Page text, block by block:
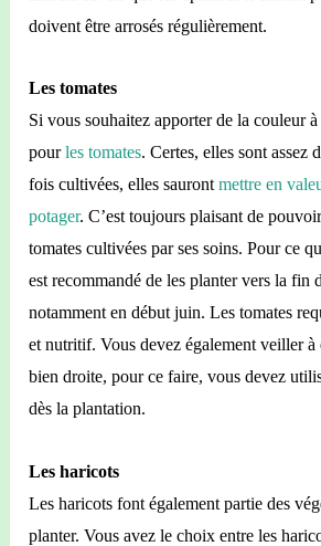
doivent être arrosés régulièrement.
Les tomates
Si vous souhaitez apporter de la couleur
pourles tomates. Certes, elles sont assez
fois cultivées, elles saurontmettre en
potager. C’est toujours plaisant de
tomates cultivées par ses soins. Pour ce
est recommandé de les planter vers la fin
notamment en début juin. Les tomates
et nutritif. Vous devez également veiller à
bien droite, pour ce faire, vous devez
dès la plantation.
Les haricots
Les haricots font également partie des
planter. Vous avez le choix entre les